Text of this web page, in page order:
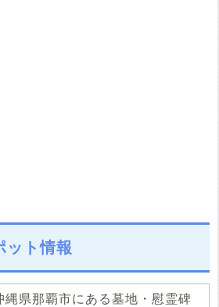
ット情報
縄県那覇市にある墓地・慰霊碑